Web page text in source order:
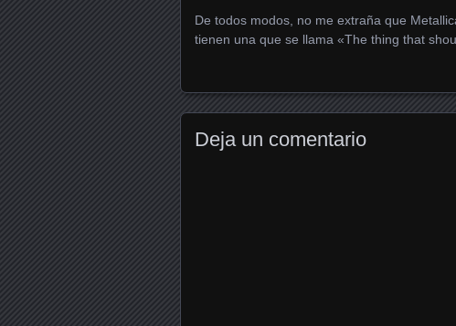
De todos modos, no me extraña que
tienen una que se llama «The thing that
Deja un comentario